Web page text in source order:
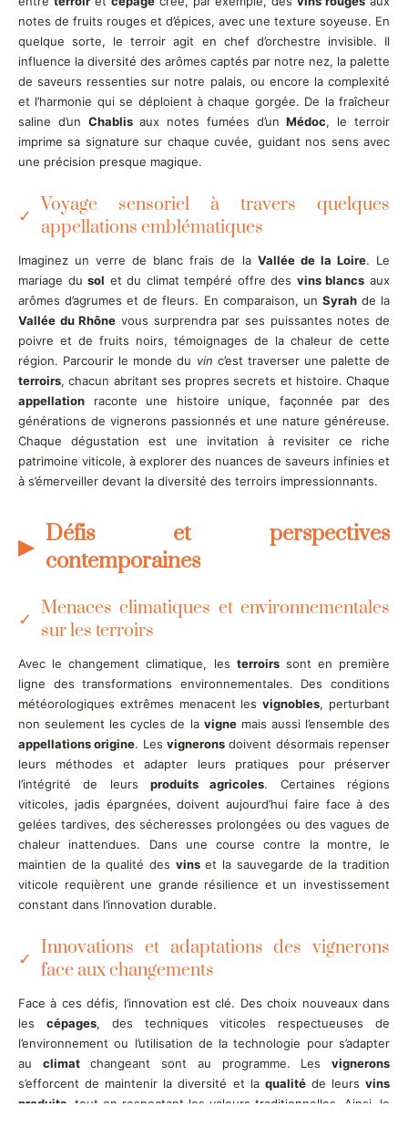
notes de fruits rouges et d’épices, avec une texture soyeuse. En
quelque sorte, le terroir agit en chef d’orchestre invisible. Il
influence la diversité des arômes captés par notre nez, la palette
de saveurs ressenties sur notre palais, ou encore la complexité
et l’harmonie qui se déploient à chaque gorgée. De la fraîcheur
saline d’un Chablisaux notes fumées d’unMédoc, le terroir
imprime sa signature sur chaque cuvée, guidant nos sens avec
une précision presque magique.
Voyage sensoriel à travers quelques
appellations emblématiques
Imaginez un verre de blanc frais de la Vallée de la Loire. Le
mariage dusol et du climat tempéré offre des vins blancs aux
arômes d’agrumes et de fleurs. En comparaison, un Syrahde la
Vallée du Rhône vous surprendra par ses puissantes notes de
poivre et de fruits noirs, témoignages de la chaleur de cette
région. Parcourir le monde du vin c’est traverser une palette de
terroirs, chacun abritant ses propres secrets et histoire. Chaque
appellation raconte une histoire unique, façonnée par des
générations de vignerons passionnés et une nature généreuse.
Chaque dégustation est une invitation à revisiter ce riche
patrimoine viticole, à explorer des nuances de saveurs infinies et
à s’émerveiller devant la diversité des terroirs impressionnants.
Défis et perspectives
contemporaines
Menaces climatiques et environnementales
sur les terroirs
Avec le changement climatique, les terroirssont en première
ligne des transformations environnementales. Des conditions
météorologiques extrêmes menacent lesvignobles, perturbant
non seulement les cycles de la vignemais aussi l’ensemble des
appellations origine. Lesvignerons doivent désormais repenser
leurs méthodes et adapter leurs pratiques pour préserver
l’intégrité de leurs produits agricoles. Certaines régions
viticoles, jadis épargnées, doivent aujourd’hui faire face à des
gelées tardives, des sécheresses prolongées ou des vagues de
chaleur inattendues. Dans une course contre la montre, le
maintien de la qualité des vinset la sauvegarde de la tradition
viticole requièrent une grande résilience et un investissement
constant dans l’innovation durable.
Innovations et adaptations des vignerons
face aux changements
Face à ces défis, l’innovation est clé. Des choix nouveaux dans
les cépages, des techniques viticoles respectueuses de
l’environnement ou l’utilisation de la technologie pour s’adapter
au climatchangeant sont au programme. Lesvignerons
s’efforcent de maintenir la diversité et la qualitéde leursvins
produits , tout en respectant les valeurs traditionnelles. Ainsi, le